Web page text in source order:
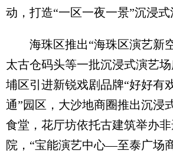
动，打造“一区一夜一景”沉浸式
海珠区推出“海珠区演艺新空
太古仓码头等一批沉浸式演艺
埔区引进新锐戏剧品牌“好好有
通”园区，大沙地商圈推出沉浸
食堂，花厅坊依托古建筑举办
院，“宝能演艺中心—至泰广场